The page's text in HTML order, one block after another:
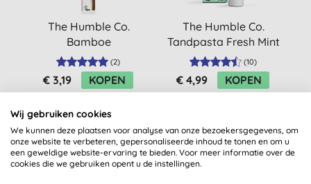
The Humble Co.
Bamboe
Tandenborstel
Volwassenen Soft -
Paars
(2)
€ 3,19 KOPEN
The Humble Co.
Tandpasta Fresh Mint
- 75ml (10)
€ 4,99 KOPEN
Wij gebruiken cookies
We kunnen deze plaatsen voor analyse van onze bezoekersgegevens, om
onze website te verbeteren, gepersonaliseerde inhoud te tonen en om u
een geweldige website-ervaring te bieden. Voor meer informatie over de
cookies die we gebruiken opent u de instellingen.